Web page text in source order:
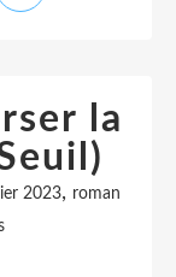
la
2023, roman